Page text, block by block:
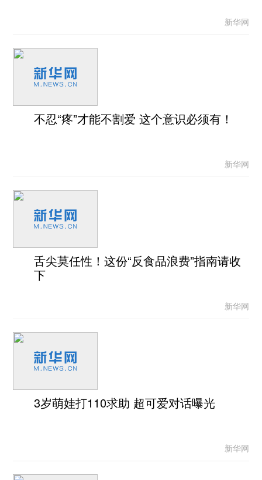
新华网
不忍“疼”才能不割爱 这个意识必须有！
新华网
舌尖莫任性！这份“反食品浪费”指南请收
下
新华网
3岁萌娃打110求助 超可爱对话曝光
新华网